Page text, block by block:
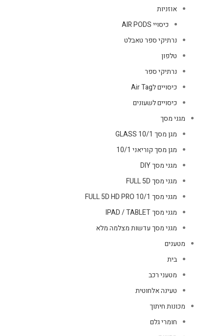
אוזניות
כיסויי AIR PODS
נרתיקי ספר טאבלט
טלפון
נרתיקי ספר
כיסויים לAir Tag
כיסויים לשעונים
מגני מסך
מגן מסך GLASS 10/1
מגן מסך קוריאני 10/1
מגני מסך DIY
מגני מסך FULL 5D
מגני מסך FULL 5D HD PRO 10/1
מגני מסך IPAD / TABLET
מגני מסך עדשות מצלמה מלא
מטענים
בית
מטעני רכב
טעינה אלחוטית
מכונות חיתוך
חומרי גלם